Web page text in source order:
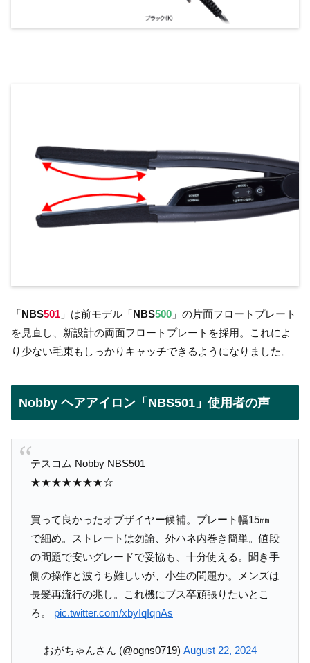
「NBS501 」は前モデル「NBS500 」の片面フロートプレート
を見直し、新設計の両面フロートプレートを採用。これによ
り少ない毛束もしっかりキャッチできるようになりました。
Nobby ヘアアイロン「NBS501」使用者の声
テスコム Nobby NBS501
★★★★★★★☆
買って良かったオブザイヤー候補。プレート幅15㎜
で細め。ストレートは勿論、外ハネ内巻き簡単。値段
の問題で安いグレードで妥協も、十分使える。聞き手
側の操作と波うち難しいが、小生の問題か。メンズは
長髪再流行の兆し。これ機にブス卒頑張りたいとこ
ろ。 pic.twitter.com/xbyIqIqnAs
— おがちゃんさん (@ogns0719) August 22, 2024